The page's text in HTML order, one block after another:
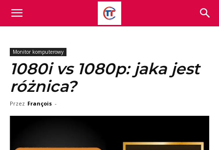
Monitor komputerowy
1080i vs 1080p: jaka jest
różnica?
Przez François -